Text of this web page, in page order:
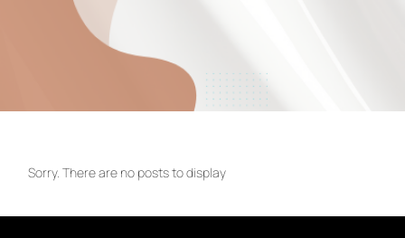
Sorry. There are no posts to display